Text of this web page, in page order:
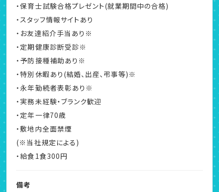
・保育士試験合格プレゼント(就業期間中の合格)
・スタッフ情報サイトあり
・お友達紹介手当あり※
・定期健康診断受診※
・予防接種補助あり※
・特別休暇あり(結婚、出産、弔事等)※
・永年勤続者表彰あり※
・実務未経験・ブランク歓迎
・定年一律70歳
・敷地内全面禁煙
(※当社規定による)
・給食1食300円
備考